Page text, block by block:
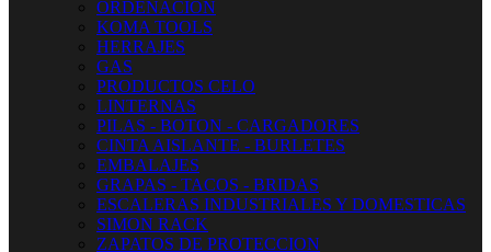
ORDENACION
KOMA TOOLS
HERRAJES
GAS
PRODUCTOS CELO
LINTERNAS
PILAS - BOTON - CARGADORES
CINTA AISLANTE - BURLETES
EMBALAJES
GRAPAS - TACOS - BRIDAS
ESCALERAS INDUSTRIALES Y DOMESTICAS
SIMON RACK
ZAPATOS DE PROTECCION